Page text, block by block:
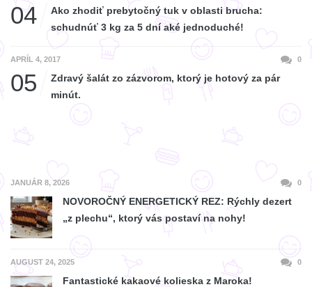
04
Ako zhodiť prebytočný tuk v oblasti brucha:
schudnúť 3 kg za 5 dní aké jednoduché!
APRÍL 4, 2017 0
05
Zdravý šalát zo zázvorom, ktorý je hotový za pár
minút.
JANUÁR 8, 2026 0
NOVOROČNÝ ENERGETICKÝ REZ: Rýchly dezert
„z plechu“, ktorý vás postaví na nohy!
AUGUST 24, 2025 0
Fantastické kakaové kolieska z Maroka!